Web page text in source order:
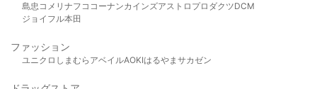
島忠 コメリ ナフコ コーナンカインズアストロプロダクツDCM
ジョイフル本田
ファッション
ユニクロ しまむら アベイルAOKIはるやま サカゼン